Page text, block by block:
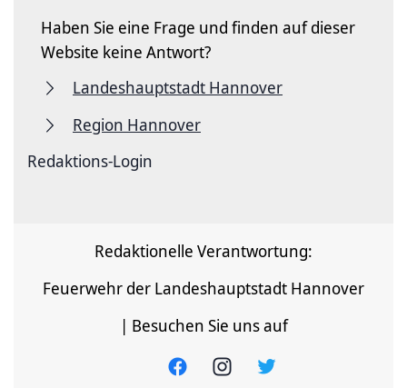
Haben Sie eine Frage und finden auf dieser
Website keine Antwort?
Landeshauptstadt Hannover
Region Hannover
Redaktions-Login
Redaktionelle Verantwortung:
Feuerwehr der Landeshauptstadt Hannover
| Besuchen Sie uns auf